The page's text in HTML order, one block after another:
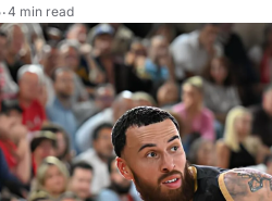
•4 min read